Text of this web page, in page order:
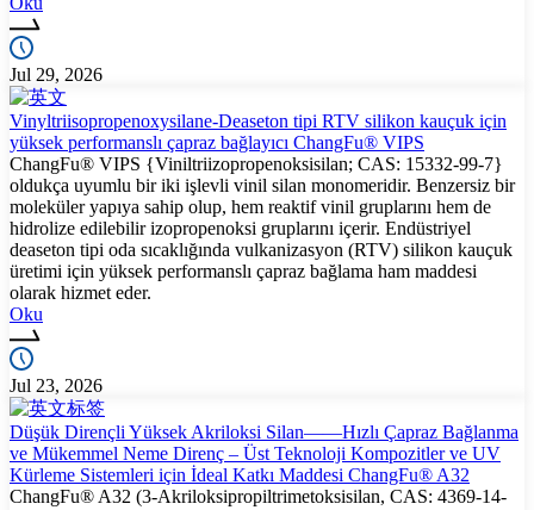
Jul 29, 2026
Vinyltriisopropenoxysilane-Deaseton tipi RTV silikon kauçuk için
yüksek performanslı çapraz bağlayıcı ChangFu® VIPS
ChangFu® VIPS {Viniltriizopropenoksisilan; CAS: 15332-99-7}
oldukça uyumlu bir iki işlevli vinil silan monomeridir. Benzersiz bir
moleküler yapıya sahip olup, hem reaktif vinil gruplarını hem de
hidrolize edilebilir izopropenoksi gruplarını içerir. Endüstriyel
deaseton tipi oda sıcaklığında vulkanizasyon (RTV) silikon kauçuk
üretimi için yüksek performanslı çapraz bağlama ham maddesi
olarak hizmet eder.
Oku
Jul 23, 2026
Düşük Dirençli Yüksek Akriloksi Silan——Hızlı Çapraz Bağlanma
ve Mükemmel Neme Direnç – Üst Teknoloji Kompozitler ve UV
Kürleme Sistemleri için İdeal Katkı Maddesi ChangFu® A32
ChangFu® A32 (3-Akriloksipropiltrimetoksisilan, CAS: 4369-14-